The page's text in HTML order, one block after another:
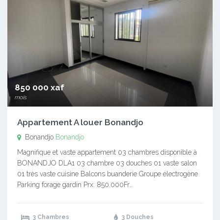
850 000 xaf
mois
Appartement A louer Bonandjo
Bonandjo Bonandjo
Magnifique et vaste appartement 03 chambres disponible à
BONANDJO DLA1 03 chambre 03 douches 01 vaste salon
01 très vaste cuisine Balcons buanderie Groupe électrogène
Parking forage gardin Prx: 850.000Fr…
3 Chambres 3 Douches